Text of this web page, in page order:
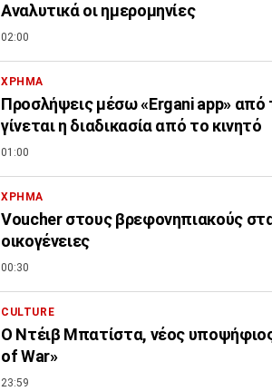
Αναλυτικά οι ημερομηνίες
02:00
ΧΡΗΜΑ
Προσλήψεις μέσω «Ergani app»
γίνεται η διαδικασία από το κινητό
01:00
ΧΡΗΜΑ
Voucher στους βρεφονηπιακούς
οικογένειες
00:30
CULTURE
Ο Ντέιβ Μπατίστα, νέος
of War»
23:59